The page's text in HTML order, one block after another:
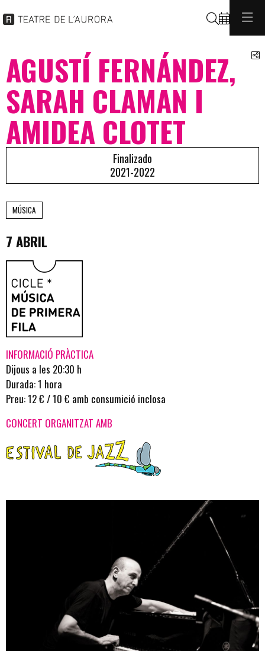
Buscar
AGUSTÍ FERNÁNDEZ,
SARAH CLAMAN I
AMIDEA CLOTET
Finalizado
2021-2022
MÚSICA
7 ABRIL
INFORMACIÓ PRÀCTICA
Dijous a les 20:30 h
Durada: 1 hora
Preu: 12 € / 10 € amb consumició inclosa
CONCERT ORGANITZAT AMB